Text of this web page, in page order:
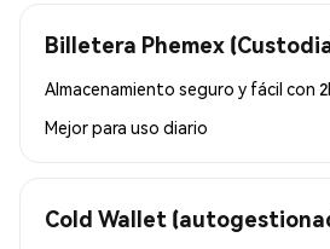
Billetera Phemex
Almacenamiento seguro y fácil con
Mejor para uso diario
Cold Wallet